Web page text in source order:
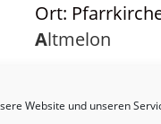
Website und unseren
Ort:
Altmelon
Tag: 09.08.2026